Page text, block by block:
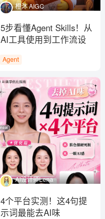
5步看懂Agent Skills！从
AI工具使用到工作流设
橙沐 AIGC
Agent
4个平台实测！这4句提
示词最能去AI味
AI设计师Lena